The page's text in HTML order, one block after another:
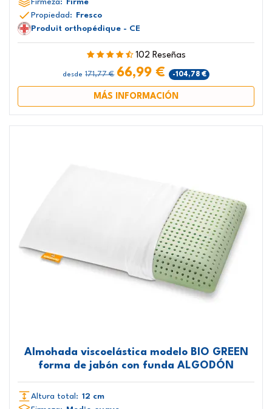
Firmeza:
Firme
Propiedad:
Fresco
Produit orthopédique - CE
102 Reseñas
desde 171,77 € 66,99 € -104,78 €
MÁS INFORMACIÓN
Almohada viscoelástica modelo BIO GREEN
forma de jabón con funda ALGODÓN
Altura total: 12 cm